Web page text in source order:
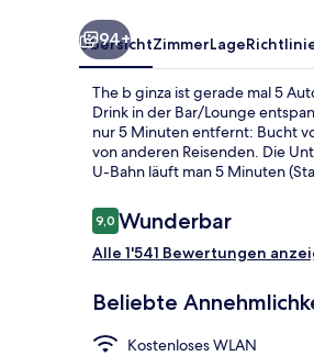
94+
ÜbersichtZimmerLage
The b ginza ist gerade mal 5
Drink in der Bar/Lounge
nur 5 Minuten entfernt: Bucht
von anderen Reisenden. Die
U-Bahn läuft man 5 Minuten
Bewertungen
9,09,0 von 10.
Wunderbar
Alle 1'541 Bewertungen
Beliebte
Kostenloses WLAN